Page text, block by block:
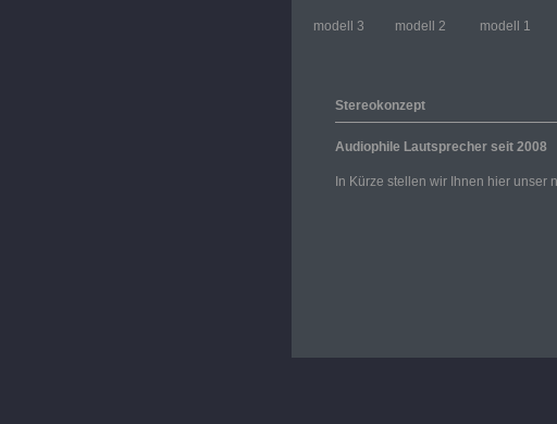
modell 3 modell 2 modell 1
Stereokonzept
Audiophile Lautsprecher seit 2008
In Kürze stellen wir Ihnen hier unser